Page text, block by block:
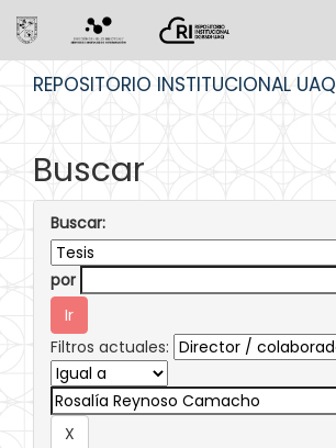
REPOSITORIO INSTITUCIONAL UAQ
Buscar
Buscar:
por
Filtros actuales: